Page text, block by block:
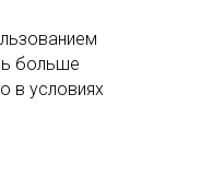
больше
в условиях